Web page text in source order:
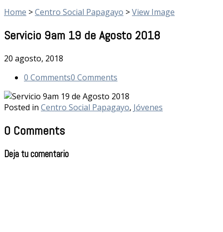
Home >Centro Social Papagayo >View Image
Servicio 9am 19 de Agosto 2018
20 agosto, 2018
0 Comments0 Comments
Posted in Centro Social Papagayo, Jóvenes
0 Comments
Deja tu comentario